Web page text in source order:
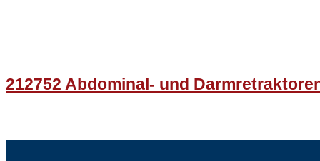
212752 Abdominal- und